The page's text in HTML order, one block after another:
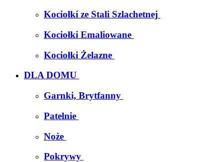
Kociołki ze Stali Szlachetnej
Kociołki Emaliowane
Kociołki Żelazne
DLA DOMU
Garnki, Brytfanny
Patelnie
Noże
Pokrywy